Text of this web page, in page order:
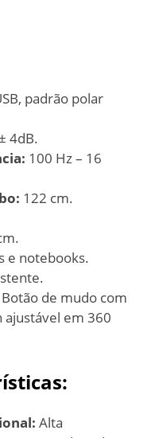
padrão polar
4dB.
100 Hz – 16
122 cm.
e notebooks.
Botão de mudo com
ajustável em 360
Alta